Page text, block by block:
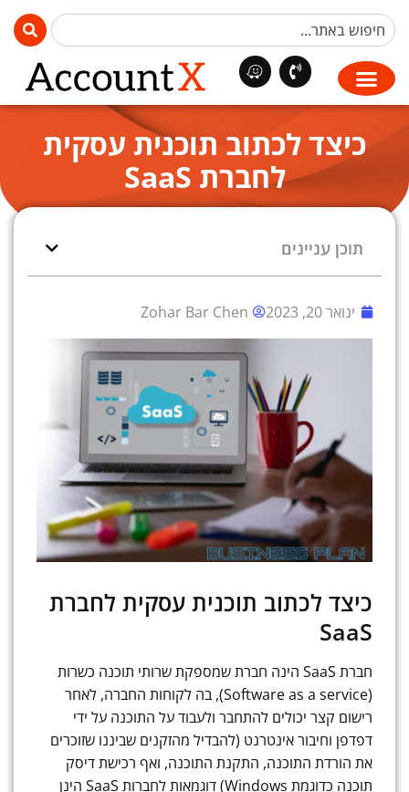
כיצד לכתוב תוכנית עסקית
לחברת SaaS
תוכן עניינים
ינואר 20, 2023 Zohar Bar Chen
כיצד לכתוב תוכנית עסקית לחברת
SaaS
חברת SaaS הינה חברת שמספקת שרותי תוכנה כשרות
(Software as a service), בה לקוחות החברה, לאחר
רישום קצר יכולים להתחבר ולעבוד על התוכנה על ידי
דפדפן וחיבור אינטרנט (להבדיל מהזקנים שביננו שזוכרים
את הורדת התוכנה, התקנת התוכנה, ואף רכישת דיסק
תוכנה כדוגמת Windows) דוגמאות לחברות SaaS הינן